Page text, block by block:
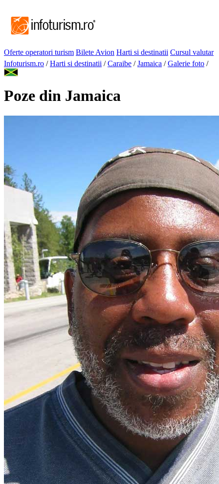
Oferte operatori turism Bilete Avion Harti si destinatii Cursul valutar
Infoturism.ro /Harti si destinatii /Caraibe /Jamaica /Galerie foto /
Poze din Jamaica